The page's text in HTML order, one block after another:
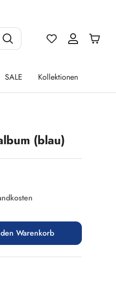
Du hast 0
SALE Kollektionen
(blau)
den gewünschten
Warenkorb